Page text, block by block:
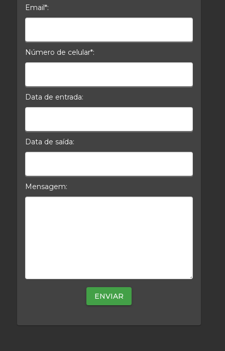
Email*:
Número de celular*:
Data de entrada:
Data de saída:
Mensagem: